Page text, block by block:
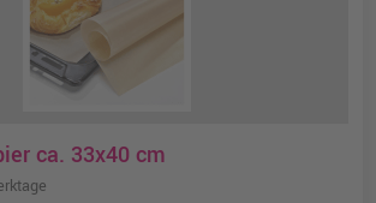
ca. 33x40 cm